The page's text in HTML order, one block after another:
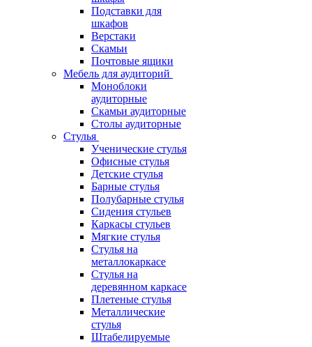
Подставки для
шкафов
Верстаки
Скамьи
Почтовые ящики
Мебель для аудиторий
Моноблоки
аудиторные
Скамьи аудиторные
Столы аудиторные
Стулья
Ученические стулья
Офисные стулья
Детские стулья
Барные стулья
Полубарные стулья
Сидения стульев
Каркасы стульев
Мягкие стулья
Стулья на
металлокаркасе
Стулья на
деревянном каркасе
Плетеные стулья
Металлические
стулья
Штабелируемые